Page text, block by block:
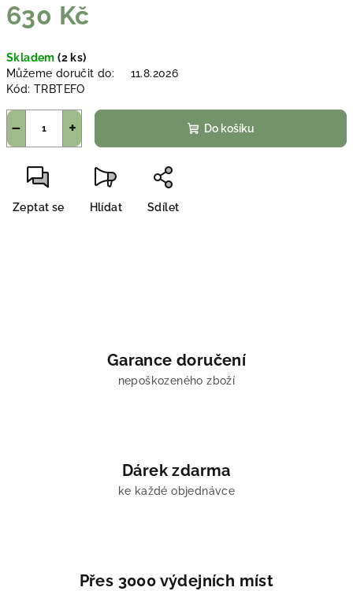
630 Kč
cena:
Skladem(2 ks)
Můžeme doručit do:
11.8.2026
Kód: TRBTEFO
+
− Do košíku
Zeptat se Hlídat Sdílet
Garance doručení
nepoškozeného zboží
Dárek zdarma
ke každé objednávce
Přes 3000 výdejních míst